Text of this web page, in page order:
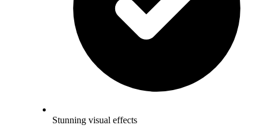
Stunning visual effects